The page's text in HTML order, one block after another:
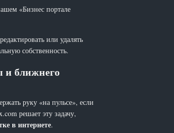
«Бизнес портале
или удалять
собственность.
и ближнего
руку «на пульсе», если
решает эту задачу,
в интернете.